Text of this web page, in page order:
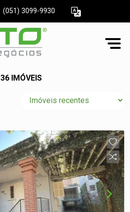
(051) 3099-9930
36 IMÓVEIS